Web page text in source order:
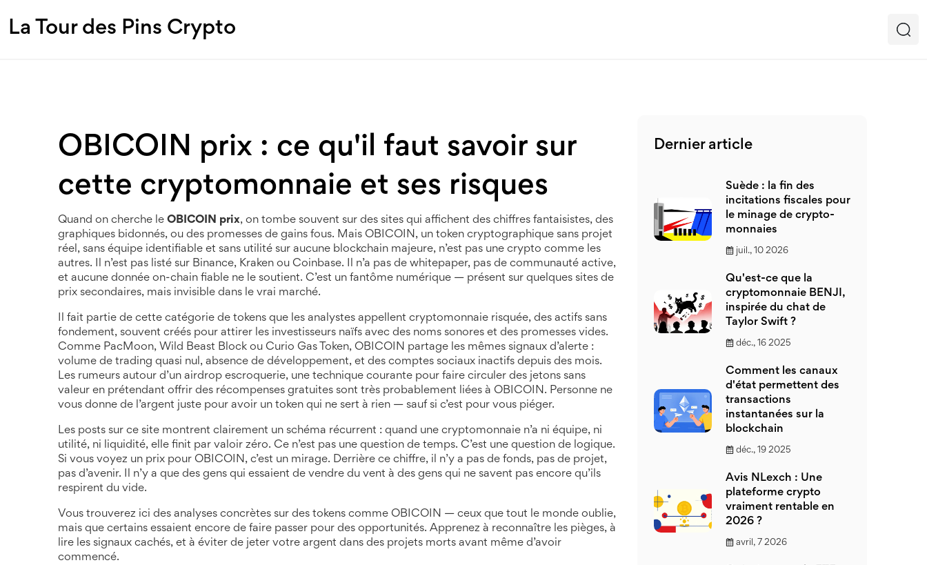
La Tour des Pins Crypto
OBICOIN prix : ce qu'il faut savoir sur
cette cryptomonnaie et ses risques
Quand on cherche le OBICOIN prix, on tombe souvent sur des sites qui affichent des chiffres fantaisistes, des
graphiques bidonnés, ou des promesses de gains fous. Mais OBICOIN, un token cryptographique sans projet
réel, sans équipe identifiable et sans utilité sur aucune blockchain majeure, n’est pas une crypto comme les
autres. Il n’est pas listé sur Binance, Kraken ou Coinbase. Il n’a pas de whitepaper, pas de communauté active,
et aucune donnée on-chain fiable ne le soutient. C’est un fantôme numérique — présent sur quelques sites de
prix secondaires, mais invisible dans le vrai marché.
Il fait partie de cette catégorie de tokens que les analystes appellent cryptomonnaie risquée, des actifs sans
fondement, souvent créés pour attirer les investisseurs naïfs avec des noms sonores et des promesses vides.
Comme PacMoon, Wild Beast Block ou Curio Gas Token, OBICOIN partage les mêmes signaux d’alerte :
volume de trading quasi nul, absence de développement, et des comptes sociaux inactifs depuis des mois.
Les rumeurs autour d’un airdrop escroquerie, une technique courante pour faire circuler des jetons sans
valeur en prétendant offrir des récompenses gratuites sont très probablement liées à OBICOIN. Personne ne
vous donne de l’argent juste pour avoir un token qui ne sert à rien — sauf si c’est pour vous piéger.
Les posts sur ce site montrent clairement un schéma récurrent : quand une cryptomonnaie n’a ni équipe, ni
utilité, ni liquidité, elle finit par valoir zéro. Ce n’est pas une question de temps. C’est une question de logique.
Si vous voyez un prix pour OBICOIN, c’est un mirage. Derrière ce chiffre, il n’y a pas de fonds, pas de projet,
pas d’avenir. Il n’y a que des gens qui essaient de vendre du vent à des gens qui ne savent pas encore qu’ils
respirent du vide.
Vous trouverez ici des analyses concrètes sur des tokens comme OBICOIN — ceux que tout le monde oublie,
mais que certains essaient encore de faire passer pour des opportunités. Apprenez à reconnaître les pièges, à
lire les signaux cachés, et à éviter de jeter votre argent dans des projets morts avant même d’avoir
commencé.
Dernier article
Suède : la fin des
incitations fiscales pour
le minage de crypto-
monnaies
juil., 10 2026
Qu'est-ce que la
cryptomonnaie BENJI,
inspirée du chat de
Taylor Swift ?
déc., 16 2025
Comment les canaux
d'état permettent des
transactions
instantanées sur la
blockchain
déc., 19 2025
Avis NLexch : Une
plateforme crypto
vraiment rentable en
2026 ?
avril, 7 2026